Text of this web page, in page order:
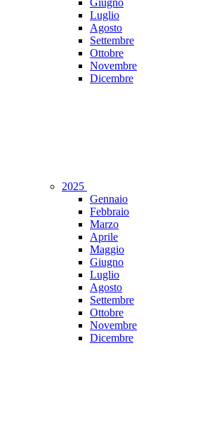
Giugno
Luglio
Agosto
Settembre
Ottobre
Novembre
Dicembre
2025
Gennaio
Febbraio
Marzo
Aprile
Maggio
Giugno
Luglio
Agosto
Settembre
Ottobre
Novembre
Dicembre